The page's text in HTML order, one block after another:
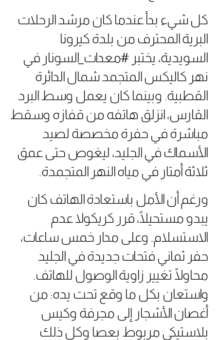
كل شيء بدأ عندما كان مرشد الرحلات
البرية المحترف من بلدة كيرونا
السويدية، يختبر #معدات_السونار في
نهر كاليكس المتجمد شمال الدائرة
القطبية. وبينما كان يعمل وسط البرد
القارس، انزلق هاتفه من قفازه وسقط
مباشرة في حفرة مخصصة لصيد
الأسماك في الجليد، ليغوص حتى عمق
ثلاثة أمتار في مياه النهر المتجمدة.
ورغم أن الأمل باستعادة الهاتف كان
يبدو مستحيلًا، قرر كريكولا عدم
الاستسلام. وعلى مدار خمس ساعات،
حفر ثماني فتحات جديدة في الجليد
محاولًا تغيير زاوية الوصول للهاتف.
واستعان بكل ما وقع تحت يده: من
أغصان الأشجار إلى مجرفة وكيس
بلاستيكي مربوط بعصا وكل ذلك